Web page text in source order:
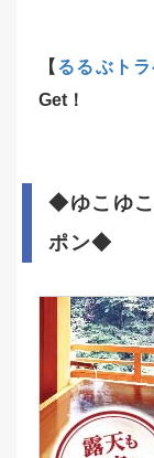
【 るるぶト
Get！
◆ゆこゆ
ポン◆